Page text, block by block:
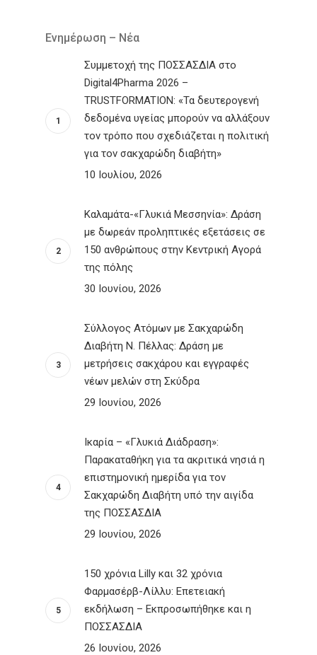
Ενημέρωση – Νέα
Συμμετοχή της ΠΟΣΣΑΣΔΙΑ στο
Digital4Pharma 2026 –
TRUSTFORMATION: «Τα δευτερογενή
δεδομένα υγείας μπορούν να αλλάξουν
τον τρόπο που σχεδιάζεται η πολιτική
για τον σακχαρώδη διαβήτη»
10 Ιουλίου, 2026
Καλαμάτα-«Γλυκιά Μεσσηνία»: Δράση
με δωρεάν προληπτικές εξετάσεις σε
150 ανθρώπους στην Κεντρική Αγορά
της πόλης
30 Ιουνίου, 2026
Σύλλογος Ατόμων με Σακχαρώδη
Διαβήτη Ν. Πέλλας: Δράση με
μετρήσεις σακχάρου και εγγραφές
νέων μελών στη Σκύδρα
29 Ιουνίου, 2026
Ικαρία – «Γλυκιά Διάδραση»:
Παρακαταθήκη για τα ακριτικά νησιά η
επιστημονική ημερίδα για τον
Σακχαρώδη Διαβήτη υπό την αιγίδα
της ΠΟΣΣΑΣΔΙΑ
29 Ιουνίου, 2026
150 χρόνια Lilly και 32 χρόνια
Φαρμασέρβ-Λίλλυ: Eπετειακή
εκδήλωση – Εκπροσωπήθηκε και η
ΠΟΣΣΑΣΔΙΑ
26 Ιουνίου, 2026